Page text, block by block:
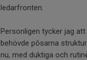
ledarfronten.
Personligen tycker jag
behövde pôsarna
nu, med duktiga och